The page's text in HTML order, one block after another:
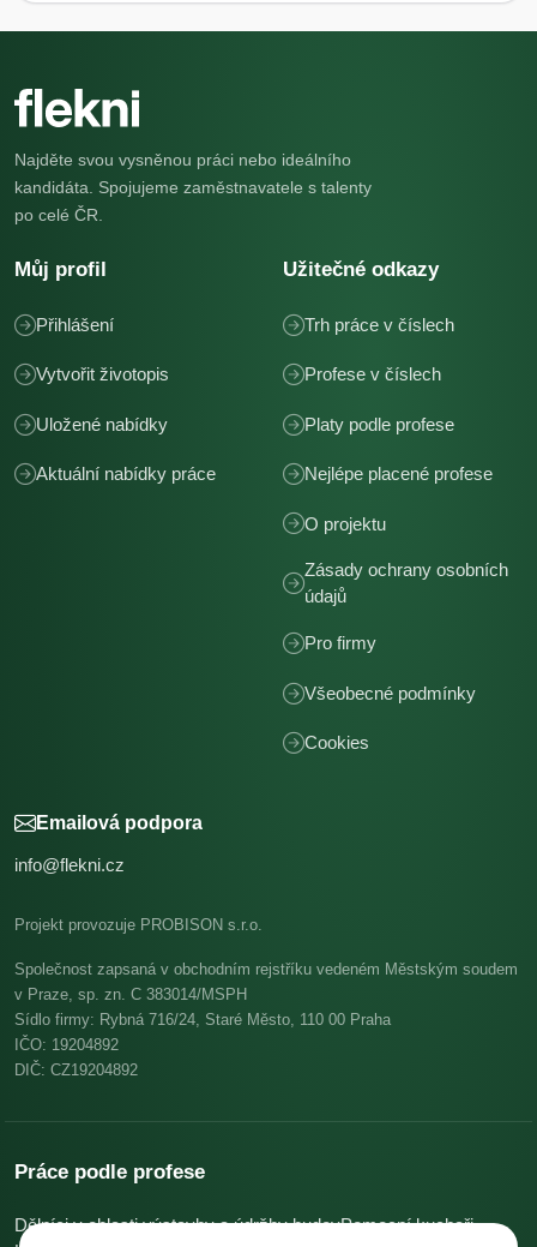
Najděte svou vysněnou práci nebo ideálního
kandidáta. Spojujeme zaměstnavatele s talenty
po celé ČR.
Můj profil
Přihlášení
Vytvořit životopis
Uložené nabídky
Aktuální nabídky práce
Užitečné odkazy
Trh práce v číslech
Profese v číslech
Platy podle profese
Nejlépe placené profese
O projektu
Zásady ochrany osobních
údajů
Pro firmy
Všeobecné podmínky
Cookies
Emailová podpora
info@flekni.cz
Projekt provozuje PROBISON s.r.o.
Společnost zapsaná v obchodním rejstříku vedeném Městským soudem
v Praze, sp. zn. C 383014/MSPH
Sídlo firmy: Rybná 716/24, Staré Město, 110 00 Praha
IČO: 19204892
DIČ: CZ19204892
Práce podle profese
Dělníci v oblasti výstavby a údržby budovPomocní kuchaři